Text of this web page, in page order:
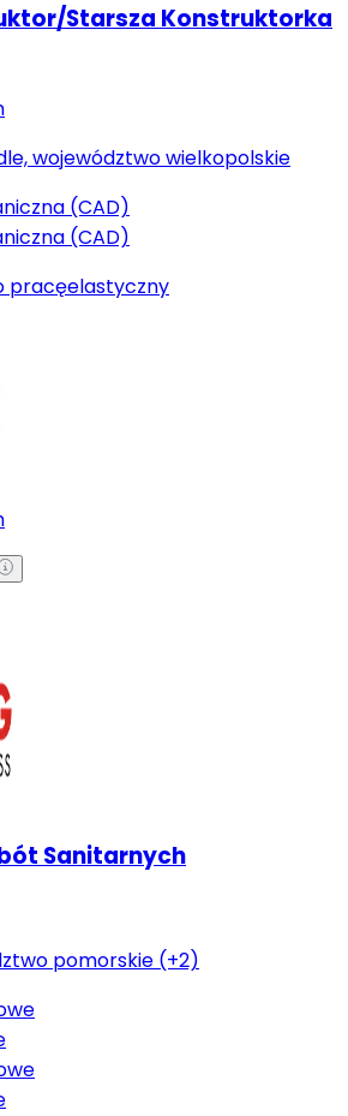
Starsza Konstruktorka
województwo wielkopolskie
(CAD)
(CAD)
pracęelastyczny
Sanitarnych
pomorskie (+2)